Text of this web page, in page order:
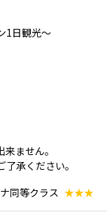
1日観光～
ません。
承ください。
同等クラス ★★★